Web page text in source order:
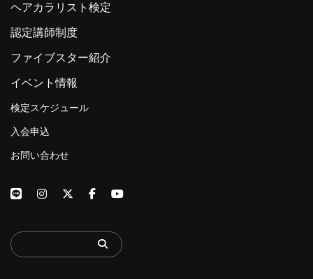
ヘアカラリスト検定
認定講師制度
ファイブスター紹介
イベント情報
検定スケジュール
入会申込
お問い合わせ